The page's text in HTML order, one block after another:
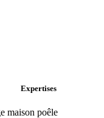
Expertises
maison poêle